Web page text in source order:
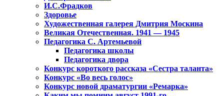
И.С.Фрадков
Здоровье
Художественная галерея Дмитрия Москина
Великая Отечественная. 1941 — 1945
Педагогика С. Артемьевой
Педагогика школы
Педагогика двора
Конкурс короткого рассказа «Сестра таланта»
Конкурс «Во весь голос»
Конкурс новой драматургии «Ремарка»